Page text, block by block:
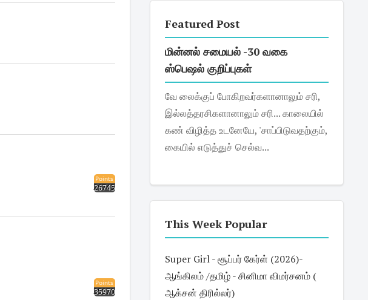
Points
26745
Points
35970
Featured Post
மின்னல் சமையல் -30 வகை
ஸ்பெஷல் குறிப்புகள்
வே லைக்குப் போகிறவர்களானாலும் சரி,
இல்லத்தரசிகளானாலும் சரி... காலையில்
கண் விழித்த உடனேயே, 'சாப்பிடுவதற்கும்,
கையில் எடுத்துச் செல்வ...
This Week Popular
Super Girl - சூப்பர் கேர்ள் (2026)-
ஆங்கிலம் /தமிழ் - சினிமா விமர்சனம் (
ஆக்சன் திரில்லர்)